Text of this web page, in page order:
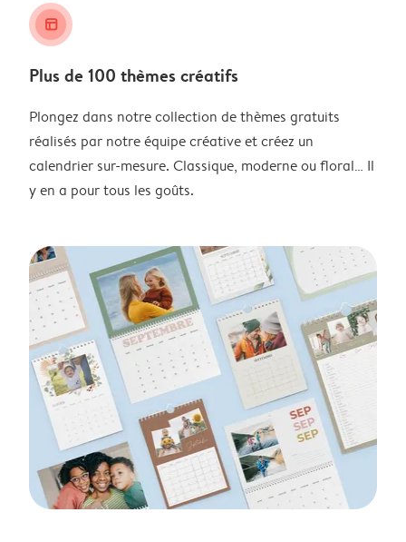
layout_alt
Plus de 100 thèmes créatifs
Plongez dans notre collection de thèmes gratuits
réalisés par notre équipe créative et créez un
calendrier sur-mesure. Classique, moderne ou floral… Il
y en a pour tous les goûts.